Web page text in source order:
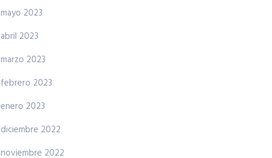
mayo 2023
abril 2023
marzo 2023
febrero 2023
enero 2023
diciembre 2022
noviembre 2022